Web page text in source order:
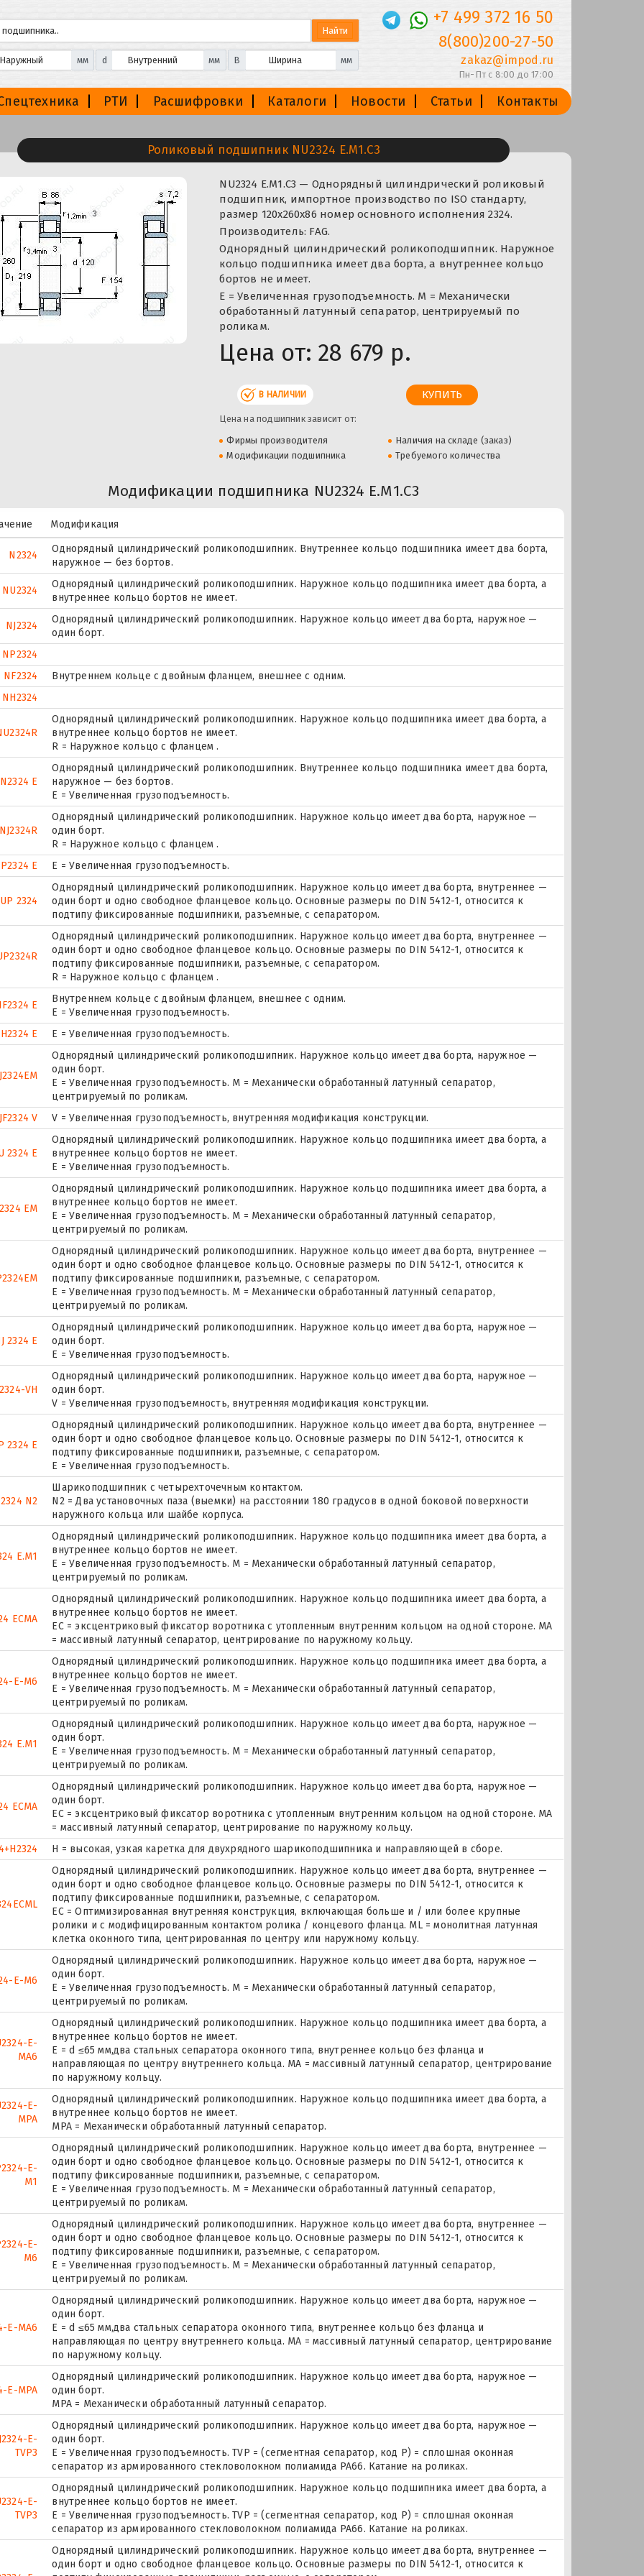
мм d мм B мм
+7 499 372 16 50
8(800)200-27-50
zakaz@impod.ru
Пн-Пт с 8:00 до 17:00
РТИ Расшифровки Каталоги Новости Статьи Контакты
Роликовый подшипник NU2324 E.M1.C3
NU2324 E.M1.C3 — Однорядный цилиндрический роликовый
подшипник, импортное производство по ISO стандарту,
размер 120x260x86 номер основного исполнения 2324.
Производитель: FAG.
Однорядный цилиндрический роликоподшипник. Наружное
кольцо подшипника имеет два борта, а внутреннее кольцо
бортов не имеет.
E = Увеличенная грузоподъемность. М = Механически
обработанный латунный сепаратор, центрируемый по
роликам.
Цена от: 28 679 р.
В НАЛИЧИИ
Цена на подшипник зависит от:
Фирмы производителя
Наличия на складе (заказ)
Модификации подшипника
Требуемого количества
Модификации подшипника NU2324 E.M1.C3
Модификация
N2324
Однорядный цилиндрический роликоподшипник. Внутреннее кольцо подшипника имеет два борта,
наружное — без бортов.
NU2324
Однорядный цилиндрический роликоподшипник. Наружное кольцо подшипника имеет два борта, а
внутреннее кольцо бортов не имеет.
NJ2324
Однорядный цилиндрический роликоподшипник. Наружное кольцо имеет два борта, наружное —
один борт.
NP2324
NF2324
Внутреннем кольце с двойным фланцем, внешнее с одним.
NH2324
Однорядный цилиндрический роликоподшипник. Наружное кольцо подшипника имеет два борта, а
внутреннее кольцо бортов не имеет.
R = Наружное кольцо с фланцем .
N2324 E
Однорядный цилиндрический роликоподшипник. Внутреннее кольцо подшипника имеет два борта,
наружное — без бортов.
Е = Увеличенная грузоподъемность.
NJ2324R
Однорядный цилиндрический роликоподшипник. Наружное кольцо имеет два борта, наружное —
один борт.
R = Наружное кольцо с фланцем .
E
Е = Увеличенная грузоподъемность.
2324
Однорядный цилиндрический роликоподшипник. Наружное кольцо имеет два борта, внутреннее —
один борт и одно свободное фланцевое кольцо. Основные размеры по DIN 5412-1, относится к
подтипу фиксированные подшипники, разъемные, с сепаратором.
Однорядный цилиндрический роликоподшипник. Наружное кольцо имеет два борта, внутреннее —
один борт и одно свободное фланцевое кольцо. Основные размеры по DIN 5412-1, относится к
подтипу фиксированные подшипники, разъемные, с сепаратором.
R = Наружное кольцо с фланцем .
E
Внутреннем кольце с двойным фланцем, внешнее с одним.
Е = Увеличенная грузоподъемность.
E
Е = Увеличенная грузоподъемность.
Однорядный цилиндрический роликоподшипник. Наружное кольцо имеет два борта, наружное —
один борт.
E = Увеличенная грузоподъемность. М = Механически обработанный латунный сепаратор,
центрируемый по роликам.
V
V = Увеличенная грузоподъемность, внутренняя модификация конструкции.
2324 E
Однорядный цилиндрический роликоподшипник. Наружное кольцо подшипника имеет два борта, а
внутреннее кольцо бортов не имеет.
Е = Увеличенная грузоподъемность.
EM
Однорядный цилиндрический роликоподшипник. Наружное кольцо подшипника имеет два борта, а
внутреннее кольцо бортов не имеет.
E = Увеличенная грузоподъемность. М = Механически обработанный латунный сепаратор,
центрируемый по роликам.
Однорядный цилиндрический роликоподшипник. Наружное кольцо имеет два борта, внутреннее —
один борт и одно свободное фланцевое кольцо. Основные размеры по DIN 5412-1, относится к
подтипу фиксированные подшипники, разъемные, с сепаратором.
E = Увеличенная грузоподъемность. М = Механически обработанный латунный сепаратор,
центрируемый по роликам.
2324 E
Однорядный цилиндрический роликоподшипник. Наружное кольцо имеет два борта, наружное —
один борт.
Е = Увеличенная грузоподъемность.
VH
Однорядный цилиндрический роликоподшипник. Наружное кольцо имеет два борта, наружное —
один борт.
V = Увеличенная грузоподъемность, внутренняя модификация конструкции.
2324 E
Однорядный цилиндрический роликоподшипник. Наружное кольцо имеет два борта, внутреннее —
один борт и одно свободное фланцевое кольцо. Основные размеры по DIN 5412-1, относится к
подтипу фиксированные подшипники, разъемные, с сепаратором.
Е = Увеличенная грузоподъемность.
N2
Шарикоподшипник с четырехточечным контактом.
N2 = Два установочных паза (выемки) на расстоянии 180 градусов в одной боковой поверхности
наружного кольца или шайбе корпуса.
E.M1
Однорядный цилиндрический роликоподшипник. Наружное кольцо подшипника имеет два борта, а
внутреннее кольцо бортов не имеет.
E = Увеличенная грузоподъемность. М = Механически обработанный латунный сепаратор,
центрируемый по роликам.
ECMA
Однорядный цилиндрический роликоподшипник. Наружное кольцо подшипника имеет два борта, а
внутреннее кольцо бортов не имеет.
EC = эксцентриковый фиксатор воротника с утопленным внутренним кольцом на одной стороне. MA
= массивный латунный сепаратор, центрирование по наружному кольцу.
E-M6
Однорядный цилиндрический роликоподшипник. Наружное кольцо подшипника имеет два борта, а
внутреннее кольцо бортов не имеет.
E = Увеличенная грузоподъемность. М = Механически обработанный латунный сепаратор,
центрируемый по роликам.
E.M1
Однорядный цилиндрический роликоподшипник. Наружное кольцо имеет два борта, наружное —
один борт.
E = Увеличенная грузоподъемность. М = Механически обработанный латунный сепаратор,
центрируемый по роликам.
ECMA
Однорядный цилиндрический роликоподшипник. Наружное кольцо имеет два борта, наружное —
один борт.
EC = эксцентриковый фиксатор воротника с утопленным внутренним кольцом на одной стороне. MA
= массивный латунный сепаратор, центрирование по наружному кольцу.
H = высокая, узкая каретка для двухрядного шарикоподшипника и направляющей в сборе.
Однорядный цилиндрический роликоподшипник. Наружное кольцо имеет два борта, внутреннее —
один борт и одно свободное фланцевое кольцо. Основные размеры по DIN 5412-1, относится к
подтипу фиксированные подшипники, разъемные, с сепаратором.
EC = Оптимизированная внутренняя конструкция, включающая больше и / или более крупные
ролики и с модифицированным контактом ролика / концевого фланца. ML = монолитная латунная
клетка оконного типа, центрированная по центру или наружному кольцу.
E-M6
Однорядный цилиндрический роликоподшипник. Наружное кольцо имеет два борта, наружное —
один борт.
E = Увеличенная грузоподъемность. М = Механически обработанный латунный сепаратор,
центрируемый по роликам.
E-
MA6
Однорядный цилиндрический роликоподшипник. Наружное кольцо подшипника имеет два борта, а
внутреннее кольцо бортов не имеет.
E = d ≤65 мм,два стальных сепаратора оконного типа, внутреннее кольцо без фланца и
направляющая по центру внутреннего кольца. MA = массивный латунный сепаратор, центрирование
по наружному кольцу.
E-
MPA
Однорядный цилиндрический роликоподшипник. Наружное кольцо подшипника имеет два борта, а
внутреннее кольцо бортов не имеет.
MPA = Механически обработанный латунный сепаратор.
E-
M1
Однорядный цилиндрический роликоподшипник. Наружное кольцо имеет два борта, внутреннее —
один борт и одно свободное фланцевое кольцо. Основные размеры по DIN 5412-1, относится к
подтипу фиксированные подшипники, разъемные, с сепаратором.
E = Увеличенная грузоподъемность. М = Механически обработанный латунный сепаратор,
центрируемый по роликам.
E-
M6
Однорядный цилиндрический роликоподшипник. Наружное кольцо имеет два борта, внутреннее —
один борт и одно свободное фланцевое кольцо. Основные размеры по DIN 5412-1, относится к
подтипу фиксированные подшипники, разъемные, с сепаратором.
E = Увеличенная грузоподъемность. М = Механически обработанный латунный сепаратор,
центрируемый по роликам.
E-MA6
Однорядный цилиндрический роликоподшипник. Наружное кольцо имеет два борта, наружное —
один борт.
E = d ≤65 мм,два стальных сепаратора оконного типа, внутреннее кольцо без фланца и
направляющая по центру внутреннего кольца. MA = массивный латунный сепаратор, центрирование
по наружному кольцу.
E-MPA
Однорядный цилиндрический роликоподшипник. Наружное кольцо имеет два борта, наружное —
один борт.
MPA = Механически обработанный латунный сепаратор.
E-
TVP3
Однорядный цилиндрический роликоподшипник. Наружное кольцо имеет два борта, наружное —
один борт.
E = Увеличенная грузоподъемность. TVP = (сегментная сепаратор, код P) = сплошная оконная
сепаратор из армированного стекловолокном полиамида PA66. Катание на роликах.
E-
TVP3
Однорядный цилиндрический роликоподшипник. Наружное кольцо подшипника имеет два борта, а
внутреннее кольцо бортов не имеет.
E = Увеличенная грузоподъемность. TVP = (сегментная сепаратор, код P) = сплошная оконная
сепаратор из армированного стекловолокном полиамида PA66. Катание на роликах.
Однорядный цилиндрический роликоподшипник. Наружное кольцо имеет два борта, внутреннее —
один борт и одно свободное фланцевое кольцо. Основные размеры по DIN 5412-1, относится к